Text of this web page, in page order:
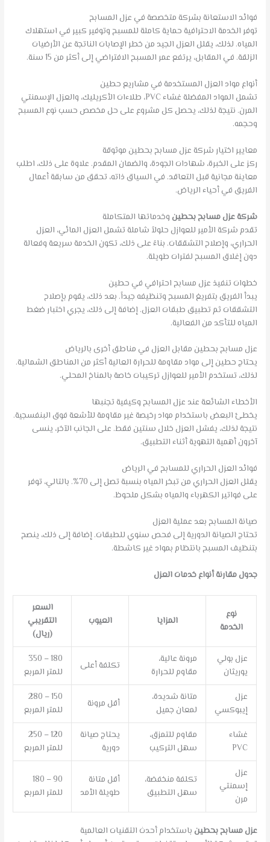
فوائد الاستعانة بشركة متخصصة في عزل المسابح
توفر الخدمة الاحترافية حماية كاملة للمسبح وتوفير كبير في استهلاك
المياه. لذلك، يقلل العزل الجيد من خطر الإصابات الناتجة عن الأرضيات
الزلقة. في المقابل، يرتفع عمر المسبح الافتراضي إلى أكثر من 15 سنة.
أنواع مواد العزل المستخدمة في مشاريع حطين
تشمل المواد المفضلة غشاء PVC، طلاءات الأكريليك، والعزل الإسمنتي
المرن. نتيجة لذلك، يحصل كل مشروع على حل مخصص حسب نوع المسبح
وحجمه.
معايير اختيار شركة عزل مسابح بحطين موثوقة
ركز على الخبرة، شهادات الجودة، والضمان المقدم. علاوة على ذلك، اطلب
معاينة مجانية قبل التعاقد. في السياق ذاته، تحقق من سابقة أعمال
الفريق في أحياء الرياض.
شركة عزل مسابح بحطين وخدماتها المتكاملة
تقدم شركة الأمير للعوازل حلولاً شاملة تشمل العزل المائي، العزل
الحراري، وإصلاح التشققات. بناءً على ذلك، تكون الخدمة سريعة وفعالة
دون إغلاق المسبح لفترات طويلة.
خطوات تنفيذ عزل مسابح احترافي في حطين
يبدأ الفريق بتفريغ المسبح وتنظيفه جيداً. بعد ذلك، يقوم بإصلاح
التشققات ثم تطبيق طبقات العزل. إضافة إلى ذلك، يجري اختبار ضغط
المياه للتأكد من الفعالية.
عزل مسابح بحطين مقابل العزل في مناطق أخرى بالرياض
يحتاج حطين إلى مواد مقاومة للحرارة العالية أكثر من المناطق الشمالية.
لذلك، تستخدم الأمير للعوازل تركيبات خاصة بالمناخ المحلي.
الأخطاء الشائعة عند عزل المسابح وكيفية تجنبها
يخطئ البعض باستخدام مواد رخيصة غير مقاومة للأشعة فوق البنفسجية.
نتيجة لذلك، يفشل العزل خلال سنتين فقط. على الجانب الآخر، ينسى
آخرون أهمية التهوية أثناء التطبيق.
فوائد العزل الحراري للمسابح في الرياض
يقلل العزل الحراري من تبخر المياه بنسبة تصل إلى 70%. بالتالي، توفر
على فواتير الكهرباء والمياه بشكل ملحوظ.
صيانة المسابح بعد عملية العزل
تحتاج الصيانة الدورية إلى فحص سنوي للطبقات. إضافة إلى ذلك، ينصح
بتنظيف المسبح بانتظام بمواد غير كاشطة.
جدول مقارنة أنواع خدمات العزل
نوع
الخدمة
المزايا العيوب
السعر
التقريبي
(ريال)
عزل بولي
يوريثان
مرونة عالية،
مقاوم للحرارة
تكلفة أعلى
180 – 350
للمتر المربع
عزل
إيبوكسي
متانة شديدة،
لمعان جميل
أقل مرونة
150 – 280
للمتر المربع
غشاء
PVC
مقاوم للتمزق،
سهل التركيب
يحتاج صيانة
دورية
120 – 250
للمتر المربع
عزل
إسمنتي
مرن
تكلفة منخفضة،
سهل التطبيق
أقل متانة
طويلة الأمد
90 – 180
للمتر المربع
عزل مسابح بحطين باستخدام أحدث التقنيات العالمية